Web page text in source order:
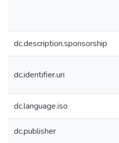
dc.description.sponsorship
dc.identifier.uri
dc.language.iso
dc.publisher